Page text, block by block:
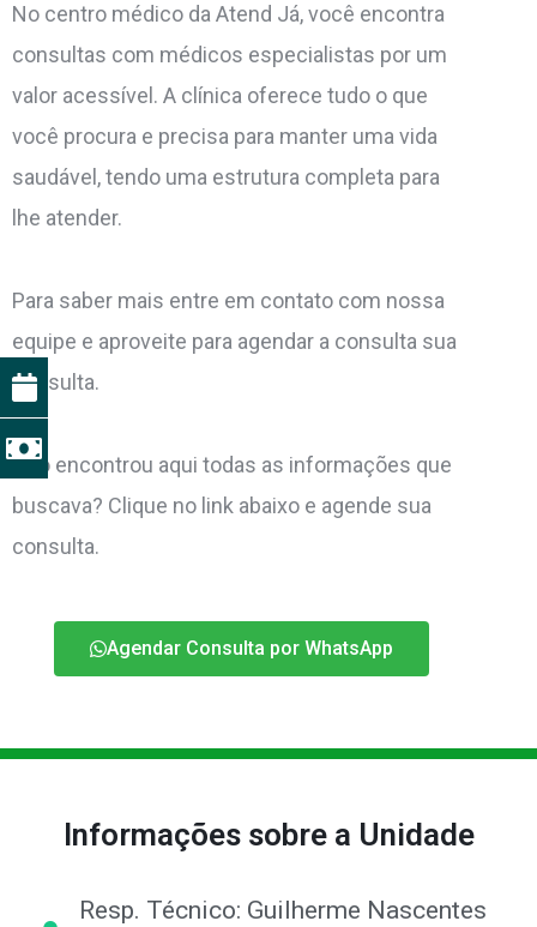
No centro médico da Atend Já, você encontra
consultas com médicos especialistas por um
valor acessível. A clínica oferece tudo o que
você procura e precisa para manter uma vida
saudável, tendo uma estrutura completa para
lhe atender.
Para saber mais entre em contato com nossa
equipe e aproveite para agendar a consulta sua
consulta.
Não encontrou aqui todas as informações que
buscava? Clique no link abaixo e agende sua
consulta.
Agendar Consulta por WhatsApp
Informações sobre a Unidade
Resp. Técnico: Guilherme Nascentes